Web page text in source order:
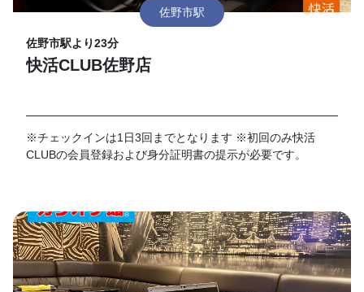
佐野市駅
佐野市駅より23分
快活CLUB佐野店
※チェックインは1日3回までとなります ※初回のみ快活
CLUBの会員登録および身分証明書の提示が必要です。